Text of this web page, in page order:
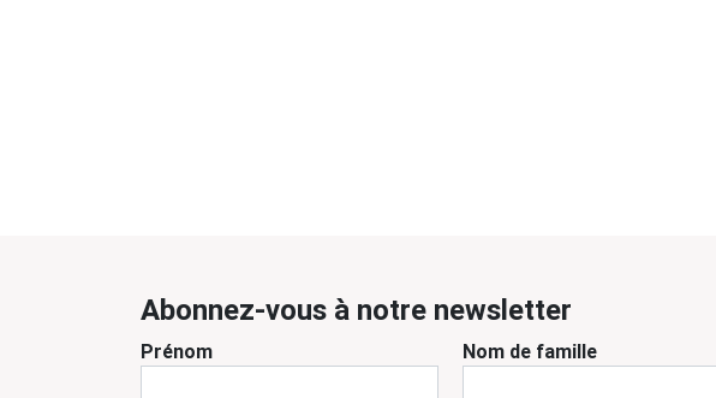
Abonnez-vous à notre newsletter
Prénom Nom de famille